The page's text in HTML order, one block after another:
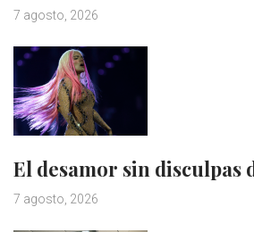
7 agosto, 2026
El desamor sin disculpas
7 agosto, 2026